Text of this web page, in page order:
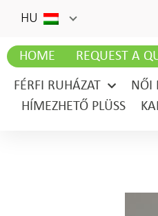
HU
HOME REQUEST A
FÉRFI RUHÁZAT NŐI
HÍMEZHETŐ PLÜSS